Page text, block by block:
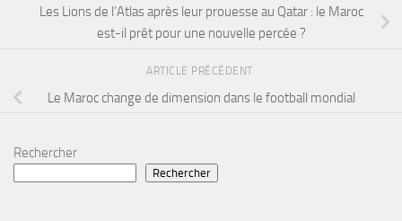
Les Lions de l’Atlas après leur prouesse au Qatar : le Maroc
est-il prêt pour une nouvelle percée ?
ARTICLE PRÉCÉDENT
Le Maroc change de dimension dans le football mondial
Rechercher
Rechercher